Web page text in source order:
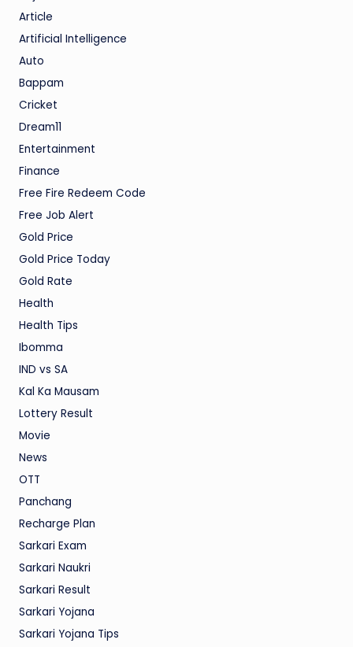
Article
Artificial Intelligence
Auto
Bappam
Cricket
Dream11
Entertainment
Finance
Free Fire Redeem Code
Free Job Alert
Gold Price
Gold Price Today
Gold Rate
Health
Health Tips
Ibomma
IND vs SA
Kal Ka Mausam
Lottery Result
Movie
News
OTT
Panchang
Recharge Plan
Sarkari Exam
Sarkari Naukri
Sarkari Result
Sarkari Yojana
Sarkari Yojana Tips